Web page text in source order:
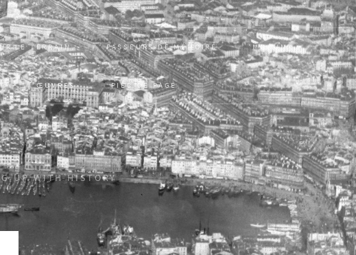
UP WITH HISTORY
LE TERRAIN PASSEURS DE MÉMOIRE MONUM
ŒUVRES PIED DE PAGE